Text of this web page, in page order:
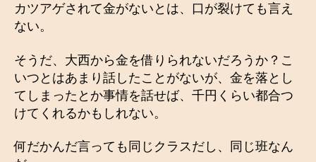
カツアゲされて金がないとは、口が裂けても言え
ない。
そうだ、大西から金を借りられないだろうか？こ
いつとはあまり話したことがないが、金を落とし
てしまったとか事情を話せば、千円くらい都合つ
けてくれるかもしれない。
何だかんだ言っても同じクラスだし、同じ班なん